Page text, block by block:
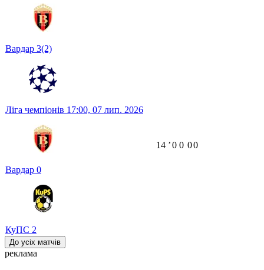
Вардар 3(2)
Ліга чемпіонів 17:00, 07 лип. 2026
Вардар 0
КуПС 2
14 ʼ0 0 00
До усіх матчів
реклама